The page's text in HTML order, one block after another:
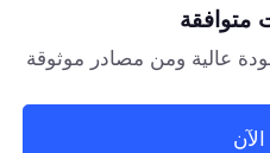
متوافقة
عالية ومن مصادر موثوقة
الآن